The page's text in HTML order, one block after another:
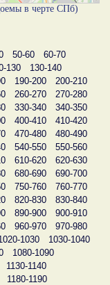
в черте СПб)
50-60
60-70
130
130-140
190-200
200-210
260-270
270-280
330-340
340-350
400-410
410-420
470-480
480-490
540-550
550-560
610-620
620-630
680-690
690-700
750-760
760-770
820-830
830-840
890-900
900-910
960-970
970-980
1030
1030-1040
1080-1090
1130-1140
1180-1190